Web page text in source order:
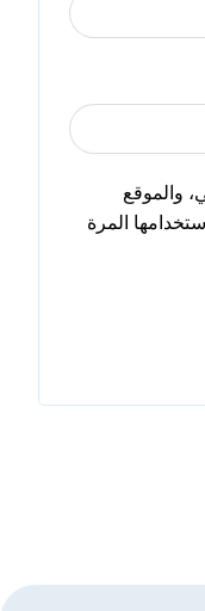
والموقع
المرة